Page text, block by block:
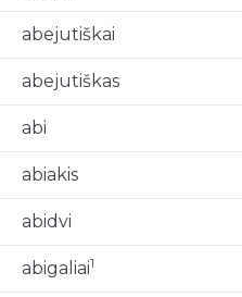
abejutiškai
abejutiškas
abi
abiakis
abidvi
abigaliai1